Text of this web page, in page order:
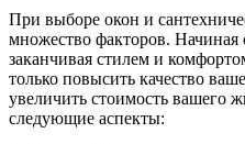
При выборе окон и
множество факторов. Начиная
заканчивая стилем и
только повысить качество
увеличить стоимость вашего
следующие аспекты: